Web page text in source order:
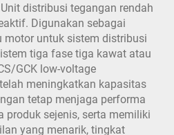
distribusi tegangan rendah
Digunakan sebagai
motor untuk sistem distribusi
tiga fase tiga kawat atau
GCK low-voltage
meningkatkan kapasitas
tetap menjaga performa
produk sejenis, serta memiliki
yang menarik, tingkat